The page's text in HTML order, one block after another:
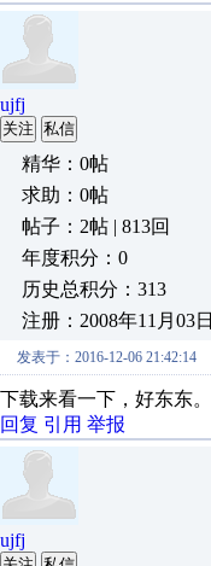
ujfj
关注 私信
精华：0帖
求助：0帖
帖子：2帖 | 813回
年度积分：0
历史总积分：313
注册：2008年11月03日
发表于：2016-12-06 21:42:14
下载来看一下，好东东。
回复 引用 举报
ujfj